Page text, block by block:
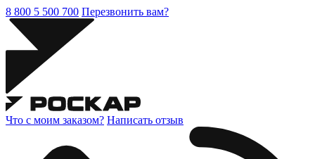
8 800 5 500 700 Перезвонить вам?
Что с моим заказом? Написать отзыв